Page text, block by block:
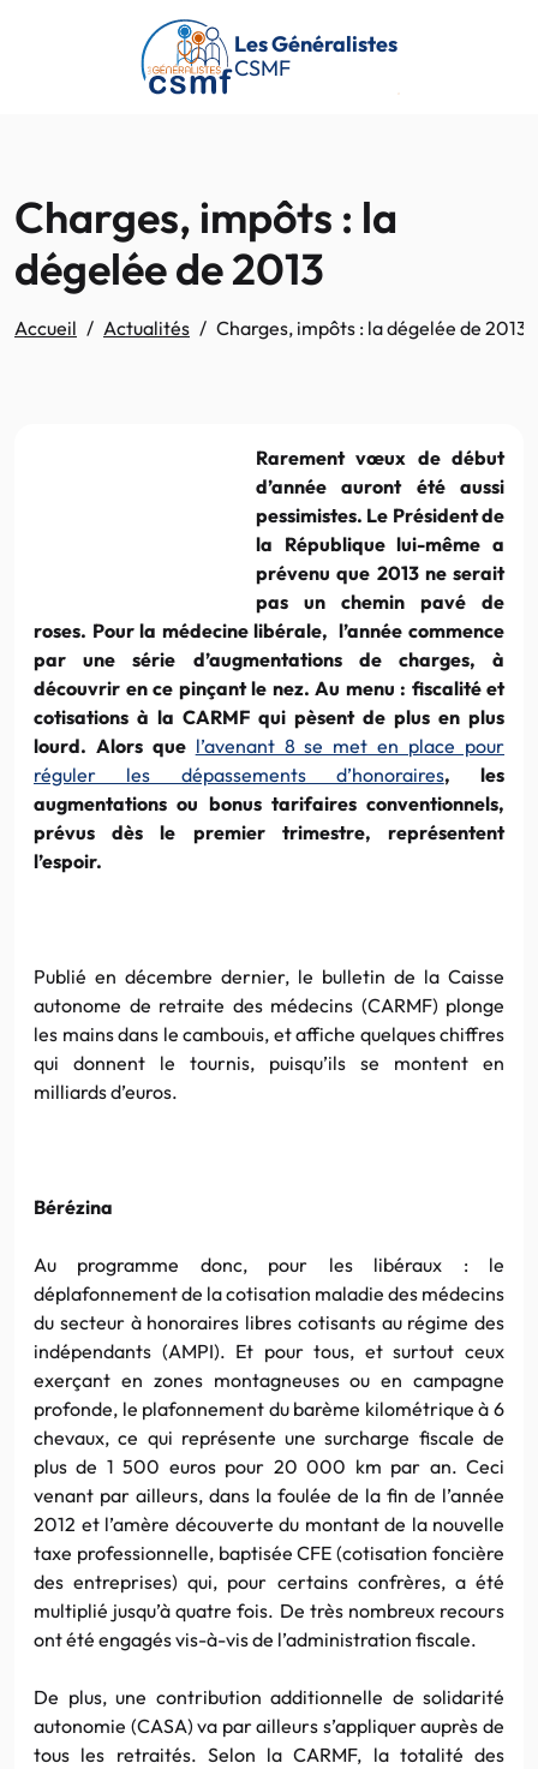
Passer au contenu principal
Les Généralistes
CSMF
Charges, impôts : la
dégelée de 2013
Accueil Actualités Charges, impôts : la dégelée de 2013
Rarement vœux de début
d’année auront été aussi
pessimistes. Le Président de
la République lui-même a
prévenu que 2013 ne serait
pas un chemin pavé de
roses. Pour la médecine libérale, l’année commence
par une série d’augmentations de charges, à
découvrir en ce pinçant le nez. Au menu : fiscalité et
cotisations à la CARMF qui pèsent de plus en plus
lourd. Alors que l’avenant 8 se met en place pour
réguler les dépassements d’honoraires, les
augmentations ou bonus tarifaires conventionnels,
prévus dès le premier trimestre, représentent
l’espoir.
Publié en décembre dernier, le bulletin de la Caisse
autonome de retraite des médecins (CARMF) plonge
les mains dans le cambouis, et affiche quelques chiffres
qui donnent le tournis, puisqu’ils se montent en
milliards d’euros.
Bérézina
Au programme donc, pour les libéraux : le
déplafonnement de la cotisation maladie des médecins
du secteur à honoraires libres cotisants au régime des
indépendants (AMPI). Et pour tous, et surtout ceux
exerçant en zones montagneuses ou en campagne
profonde, le plafonnement du barème kilométrique à 6
chevaux, ce qui représente une surcharge fiscale de
plus de 1 500 euros pour 20 000 km par an. Ceci
venant par ailleurs, dans la foulée de la fin de l’année
2012 et l’amère découverte du montant de la nouvelle
taxe professionnelle, baptisée CFE (cotisation foncière
des entreprises) qui, pour certains confrères, a été
multiplié jusqu’à quatre fois. De très nombreux recours
ont été engagés vis-à-vis de l’administration fiscale.
De plus, une contribution additionnelle de solidarité
autonomie (CASA) va par ailleurs s’appliquer auprès de
tous les retraités. Selon la CARMF, la totalité des